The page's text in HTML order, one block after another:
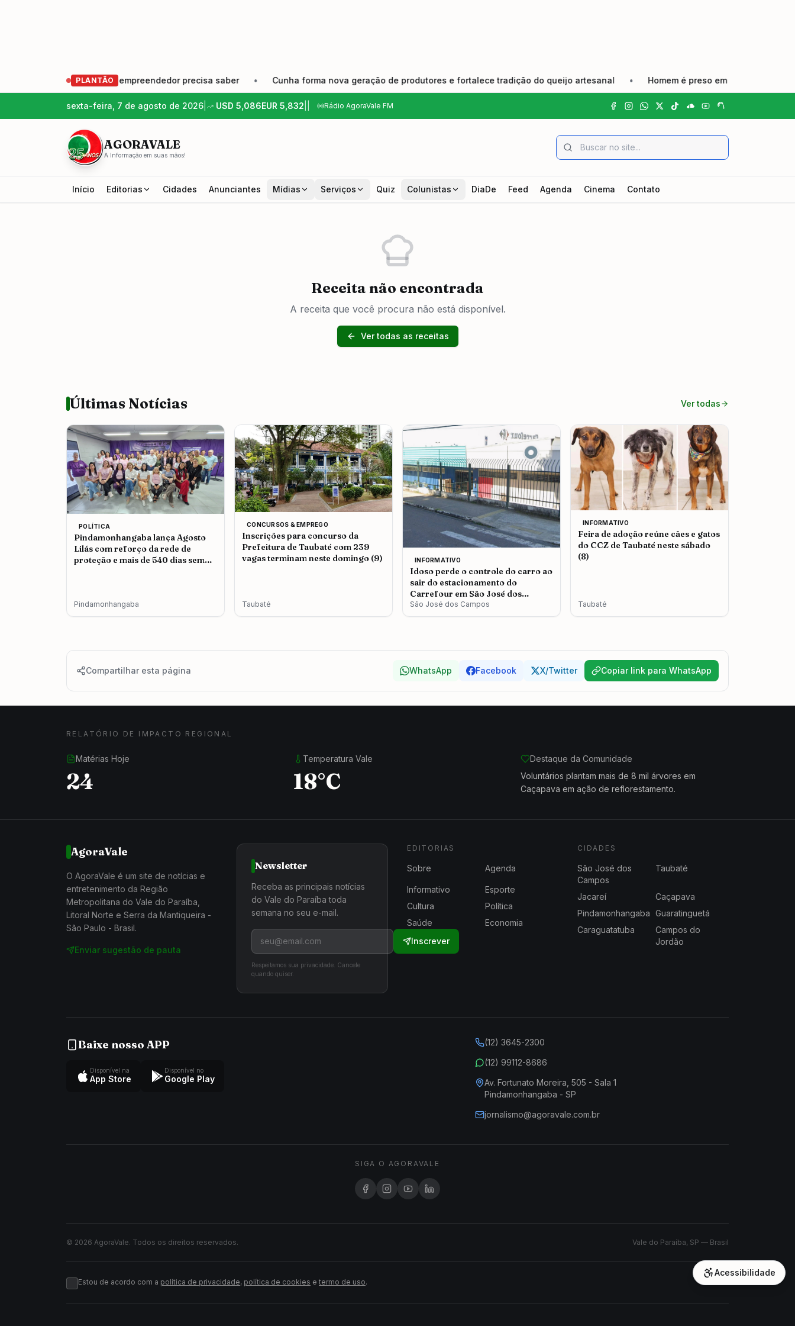
PLANTÃO
o que todo empreendedor precisa saber • Cunha forma nova geração de produtores e fortalece tradição do queijo artesanal • Homem é preso em flagrante por agredir
sexta-feira, 7 de agosto de 2026 USD 5,086EUR 5,832 Rádio AgoraVale FM
AGORAVALE
A Informação em suas mãos!
Início Editorias Cidades Anunciantes Mídias Serviços Quiz Colunistas DiaDe Feed Agenda Cinema Contato
Receita não encontrada
A receita que você procura não está disponível.
Ver todas as receitas
Últimas Notícias Ver todas
POLÍTICA
Pindamonhangaba lança Agosto
Lilás com reforço da rede de
proteção e mais de 540 dias sem
Pindamonhangaba
CONCURSOS & EMPREGO
Inscrições para concurso da
Prefeitura de Taubaté com 239
vagas terminam neste domingo (9)
Taubaté
INFORMATIVO
Idoso perde o controle do carro ao
sair do estacionamento do
Carrefour em São José dos
Campos
São José dos Campos
INFORMATIVO
Feira de adoção reúne cães e gatos
do CCZ de Taubaté neste sábado
(8)
Taubaté
Compartilhar esta página WhatsApp Facebook X/Twitter Copiar link para WhatsApp
RELATÓRIO DE IMPACTO REGIONAL
Matérias Hoje
24
Temperatura Vale
18°C
Destaque da Comunidade
Voluntários plantam mais de 8 mil árvores em
Caçapava em ação de reflorestamento.
AgoraVale
O AgoraVale é um site de notícias e
entretenimento da Região
Metropolitana do Vale do Paraíba,
Litoral Norte e Serra da Mantiqueira -
São Paulo - Brasil.
Enviar sugestão de pauta
Newsletter
Receba as principais notícias
do Vale do Paraíba toda
semana no seu e-mail.
Inscrever
Respeitamos sua privacidade. Cancele
quando quiser.
EDITORIAS
Sobre Agenda
Informativo
Esporte
Cultura
Política
Saúde
Economia
CIDADES
São José dos
Campos
Taubaté
Jacareí
Caçapava
Pindamonhangaba Guaratinguetá
Caraguatatuba
Campos do
Jordão
Baixe nosso APP
Disponível na
App Store
Disponível no
Google Play
(12) 3645-2300
(12) 99112-8686
Av. Fortunato Moreira, 505 - Sala 1
Pindamonhangaba - SP
jornalismo@agoravale.com.br
SIGA O AGORAVALE
© 2026 AgoraVale. Todos os direitos reservados. Vale do Paraíba, SP — Brasil
Estou de acordo com a política de privacidade, política de cookies e termo de uso.
Acessibilidade